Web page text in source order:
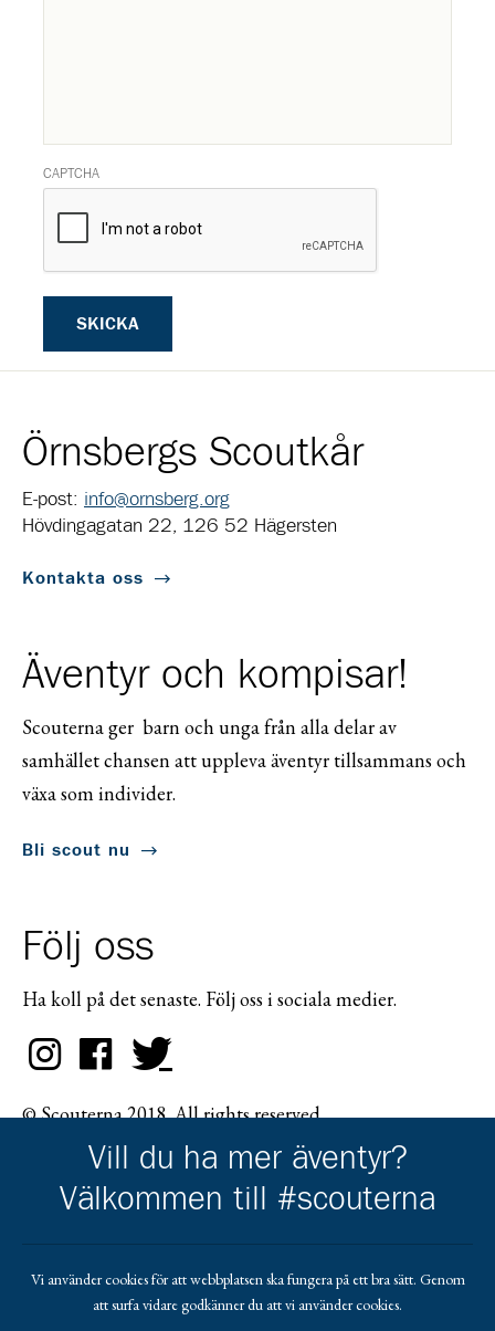
CAPTCHA
SKICKA
Örnsbergs Scoutkår
E-post: info@ornsberg.org
Hövdingagatan 22, 126 52 Hägersten
Kontakta oss
Äventyr och kompisar!
Scouterna ger barn och unga från alla delar av
samhället chansen att uppleva äventyr tillsammans och
växa som individer.
Bli scout nu
Följ oss
Ha koll på det senaste. Följ oss i sociala medier.
© Scouterna 2018. All rights reserved.
Gå till pl_50
Vill du ha mer äventyr?
Välkommen till #scouterna
Vi använder cookies för att webbplatsen ska fungera på ett bra sätt. Genom
att surfa vidare godkänner du att vi använder cookies.